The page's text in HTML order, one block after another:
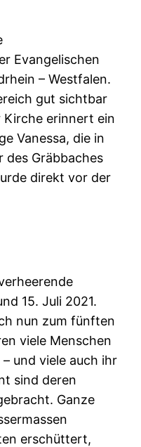
Evangelischen
– Westfalen.
gut sichtbar
Kirche erinnert ein
Vanessa, die in
des Gräbbaches
direkt vor der
15. Juli 2021.
nun zum fünften
viele Menschen
und viele auch ihr
sind deren
Ganze
erschüttert,